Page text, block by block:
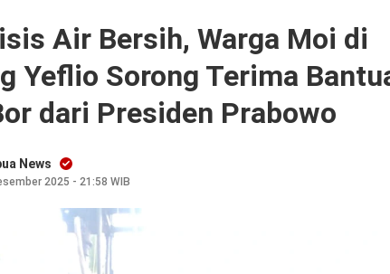
Air Bersih, Warga Moi di
Yeflio Sorong Terima
dari Presiden Prabowo
News
2025 - 21:58 WIB